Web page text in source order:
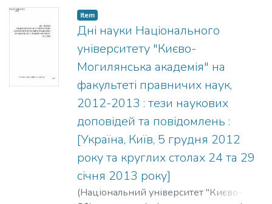
питання розвитку приватного права в
сучасних умовах, а також правовим,
процесуальним та криміналістичним
проблеми провадження досудового
слідства в Україні. У повідомленнях
науково-педагогічних працівників,
аспірантів, ад'юнктів, магістрів, студеніів
та практичних працівників
правоохоронних органів України
розглядаються не лише нагальні
проблеми, що обговорюватися на
засіданнях круглих столів, а й
пропонуються наукові розробки,
Item
Дні науки Національного
університету "Києво-
Могилянська академія" на
факультеті правничих наук,
2012-2013 : тези наукових
доповідей та повідомлень :
[Україна, Київ, 5 грудня 2012
року та круглих столах 24 та 29
січня 2013 року]
(Національний університет "Києво-